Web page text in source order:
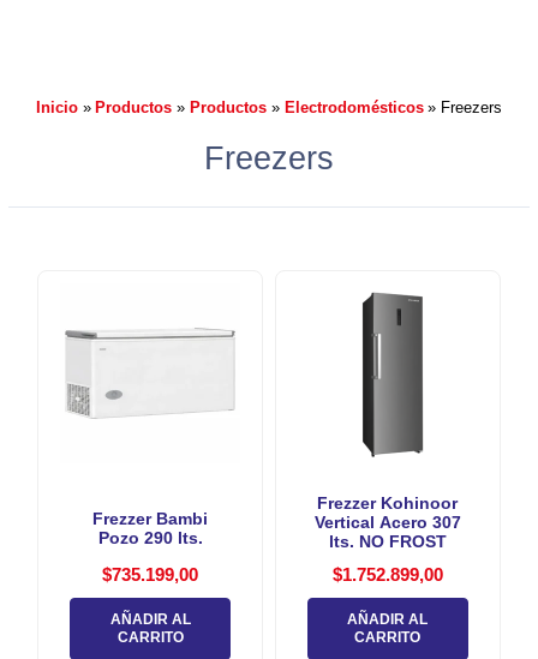
Inicio Productos Productos Electrodomésticos Freezers
Freezers
Frezzer Bambi
Pozo 290 lts.
$735.199,00
AÑADIR AL
CARRITO
Frezzer Kohinoor
Vertical Acero 307
lts. NO FROST
$1.752.899,00
AÑADIR AL
CARRITO